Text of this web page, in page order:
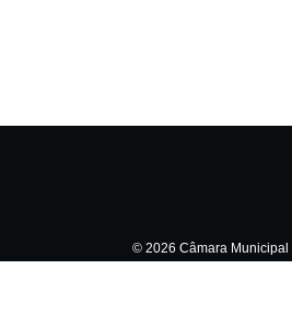
© 2026 Câmara Municipal